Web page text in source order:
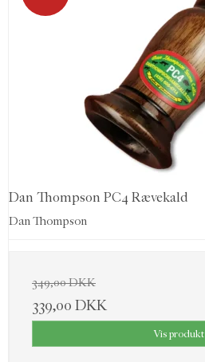
Dan Thompson PC4 Rævekald
Dan Thompson
349,00 DKK
339,00 DKK
Vis produkt